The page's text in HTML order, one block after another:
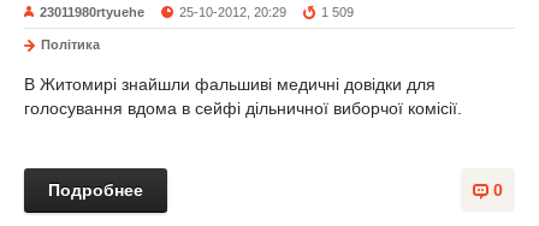
23011980rtyuehe 25-10-2012, 20:29 1 509
Політика
В Житомирі знайшли фальшиві медичні довідки для
голосування вдома в сейфі дільничної виборчої комісії.
0
Подробнее